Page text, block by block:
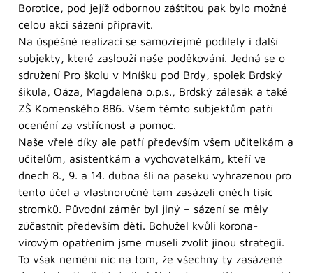
Borotice, pod jejíž odbornou záštitou pak bylo možné
celou akci sázení připravit.
Na úspěšné realizaci se samozřejmě podílely i další
subjekty, které zaslouží naše poděkování. Jedná se o
sdružení Pro školu v Mníšku pod Brdy, spolek Brdský
šikula, Oáza, Magdalena o.p.s., Brdský zálesák a také
ZŠ Komenského 886. Všem těmto subjektům patří
ocenění za vstřícnost a pomoc.
Naše vřelé díky ale patří především všem učitelkám a
učitelům, asistentkám a vychovatelkám, kteří ve
dnech 8., 9. a 14. dubna šli na paseku vyhrazenou pro
tento účel a vlastnoručně tam zasázeli oněch tisíc
stromků. Původní záměr byl jiný – sázení se měly
zúčastnit především děti. Bohužel kvůli korona-
virovým opatřením jsme museli zvolit jinou strategii.
To však nemění nic na tom, že všechny ty zasázené